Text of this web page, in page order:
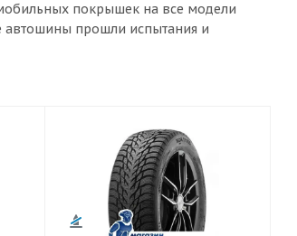
покрышек на все модели
автошины прошли испытания и